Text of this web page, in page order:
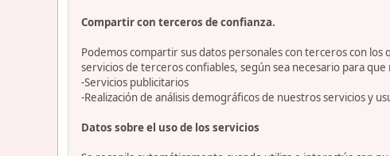
Compartir con terceros de confianza.
Podemos compartir sus datos personales con terceros con
servicios de terceros confiables, según sea necesario para
-Servicios publicitarios
-Realización de análisis demográficos de nuestros servicios y
Datos sobre el uso de los servicios